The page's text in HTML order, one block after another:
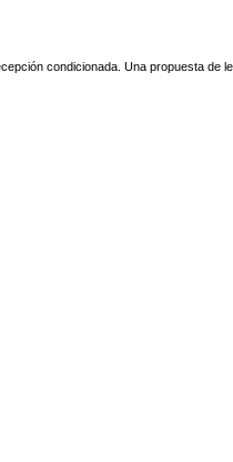
condicionada. Una propuesta de